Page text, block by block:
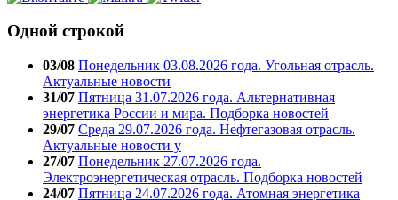
Одной строкой
03/08 Понедельник 03.08.2026 года. Угольная отрасль.
Актуальные новости
31/07 Пятница 31.07.2026 года. Альтернативная
энергетика России и мира. Подборка новостей
29/07 Среда 29.07.2026 года. Нефтегазовая отрасль.
Актуальные новости у
27/07 Понедельник 27.07.2026 года.
Электроэнергетическая отрасль. Подборка новостей
24/07 Пятница 24.07.2026 года. Атомная энергетика